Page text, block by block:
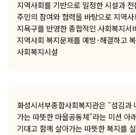
지역사회를 기반으로 일정한 시설과
주민의 참여와 협력을 바탕으로 지역
지욕구를 반영한 종합적인 사회복지서
지역사회 복지문제를 예방·해결하고
사회복지시설
화성시서부종합사회복지관은 “섬김과
가는 따뜻한 마을공동체”라는 미션 아
기대고 함께 살아가는 따뜻한 복지를